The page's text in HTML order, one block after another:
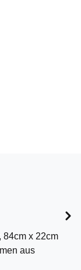
84cm x 22cm
aus